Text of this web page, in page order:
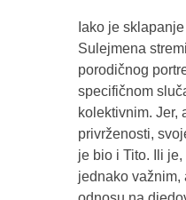
Iako je
Sulejmena
porodičnog
specifičnom
kolektivnim. Jer,
privrženosti,
je bio i Tito. Ili
jednako važnim,